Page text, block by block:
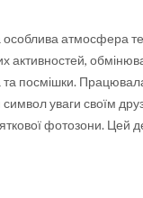
атмосфера
активностей,
посмішки.
уваги своїм
фотозони.